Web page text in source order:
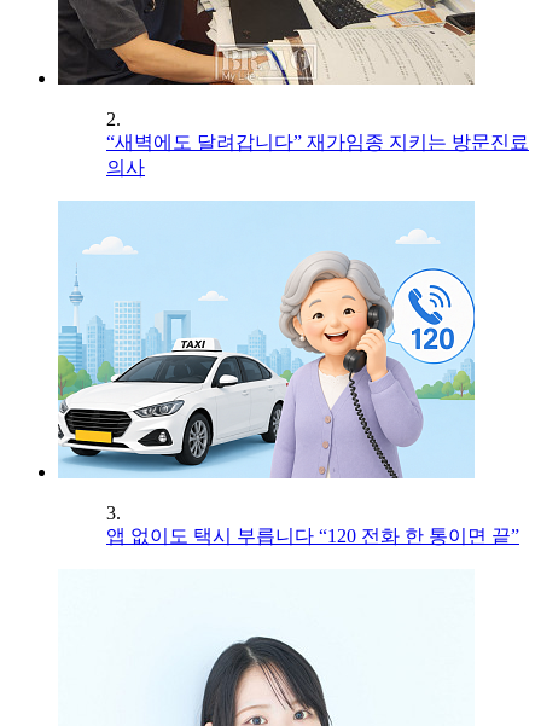
2.
“새벽에도 달려갑니다” 재가임종 지키는 방문진료
의사
3.
앱 없이도 택시 부릅니다 “120 전화 한 통이면 끝”